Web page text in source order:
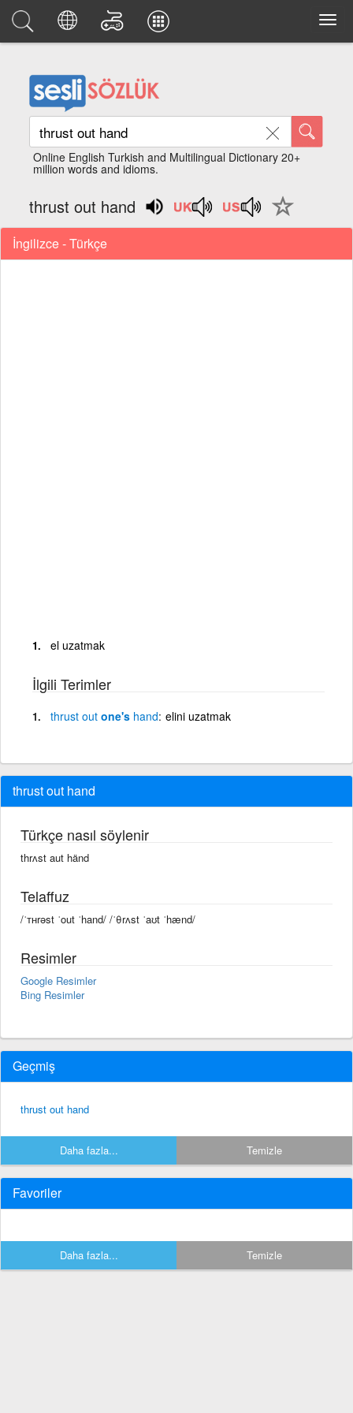
Online English Turkish and Multilingual Dictionary 20+
million words and idioms.
thrust out hand
İngilizce - Türkçe
el uzatmak
İlgili Terimler
thrust out one's hand elini uzatmak
thrust out hand
Türkçe nasıl söylenir
thrʌst aut händ
Telaffuz
/ˈᴛʜrəst ˈout ˈhand/ /ˈθrʌst ˈaʊt ˈhænd/
Resimler
Google Resimler
Bing Resimler
Geçmiş
thrust out hand
Daha fazla... Temizle
Favoriler
Daha fazla... Temizle